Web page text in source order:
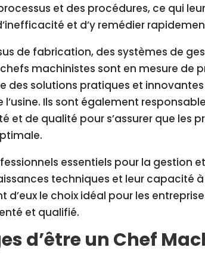
et des procédures, ce qui
et d’y remédier
de fabrication, des systèmes de
machinistes sont en mesure de
des solutions pratiques et
Ils sont également
et de qualité pour s’assurer que les
essentiels pour la gestion
techniques et leur capacité
le choix idéal pour les
et qualifié.
d’être un Chef